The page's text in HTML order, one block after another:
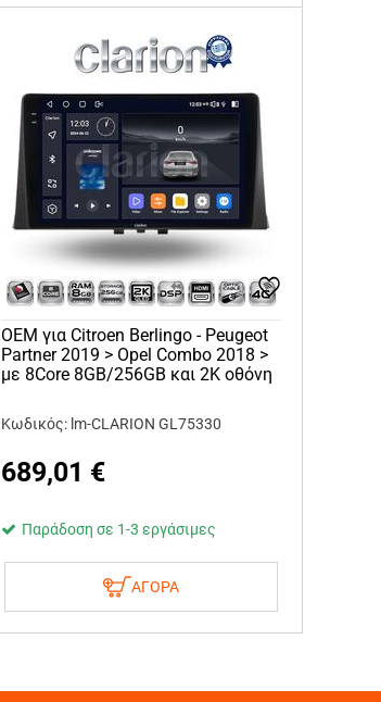
OEM για Citroen Berlingo - Peugeot
Partner 2019 > Opel Combo 2018 >
με 8Core 8GB/256GB και 2Κ οθόνη
Κωδικός: lm-CLARION GL75330
689,01 €
Παράδοση σε 1-3 εργάσιμες
ΑΓΟΡΑ